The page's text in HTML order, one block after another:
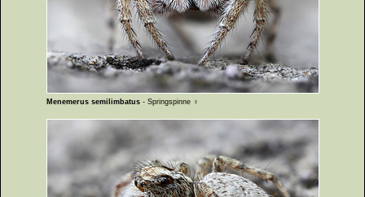
Menemerus semilimbatus- Springspinne ♀